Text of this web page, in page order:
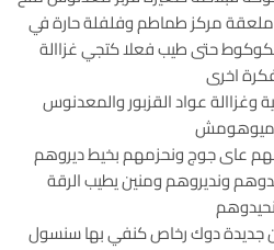
ملعقة مركز طماطم وفلفلة حارة في
حتى طيب فعلا كتجي غزاالة
اخرى
وغزاالة عواد القزبور والمعدنوس
عاى جوج ونحزمهم بخيط ديروهم
ونديروهم ومنين يطيب الرقة
نحيدوهم
جديدة دوك رخاص كنفي بها سنسول